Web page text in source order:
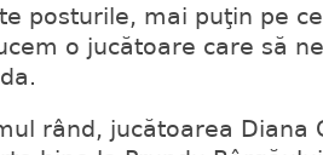
posturile, mai puţin pe
o jucătoare care să
jucătoarea Diana